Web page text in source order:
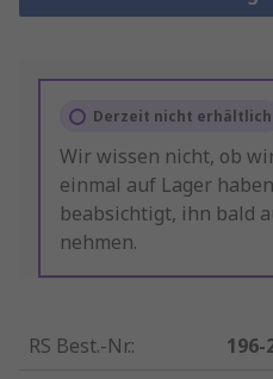
Derzeit nicht erhältlich
Wir wissen nicht, ob
einmal auf Lager
beabsichtigt, ihn bald
nehmen.
RS Best.-Nr.:
196-